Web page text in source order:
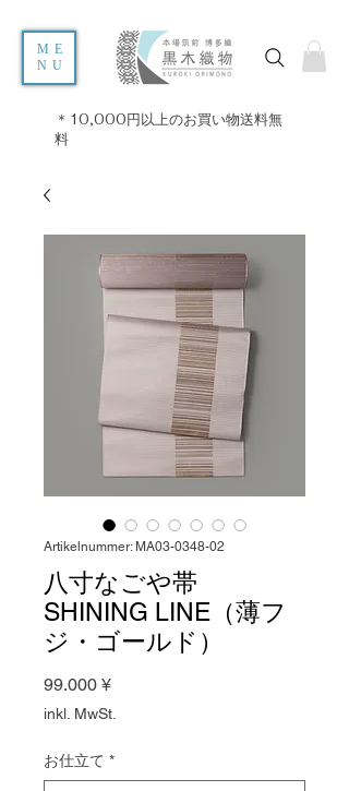
ME
NU
＊10,000円以上のお買い物送料無
料
Artikelnummer: MA03-0348-02
八寸なごや帯
SHINING LINE（薄フ
ジ・ゴールド）
99.000 ¥Preis
inkl. MwSt.
お仕立て *